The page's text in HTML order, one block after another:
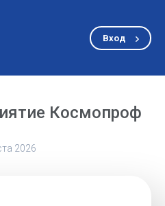
Вход
Космопроф
2026